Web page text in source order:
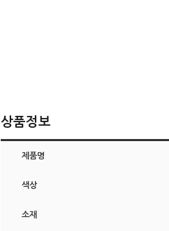
상품정보
제품명
색상
소재